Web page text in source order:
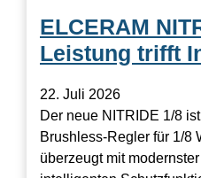
ELCERAM
Leistung trifft
22. Juli 2026
Der neue NITRIDE 1/8
Brushless-Regler für 1/8
überzeugt mit